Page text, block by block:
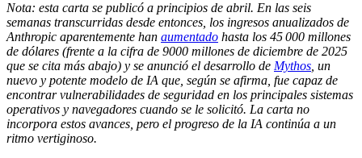
Nota: esta carta se publicó a principios de abril. En las seis
semanas transcurridas desde entonces, los ingresos anualizados de
Anthropic aparentemente han aumentado hasta los 45 000 millones
de dólares (frente a la cifra de 9000 millones de diciembre de 2025
que se cita más abajo) y se anunció el desarrollo de Mythos , un
nuevo y potente modelo de IA que, según se afirma, fue capaz de
encontrar vulnerabilidades de seguridad en los principales sistemas
operativos y navegadores cuando se le solicitó. La carta no
incorpora estos avances, pero el progreso de la IA continúa a un
ritmo vertiginoso.